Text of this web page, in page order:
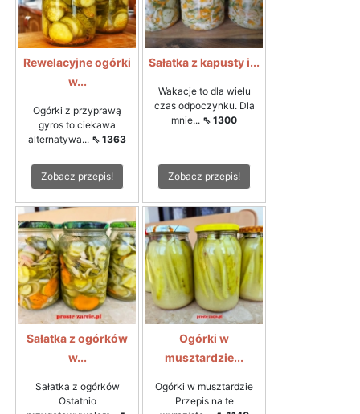
Rewelacyjne ogórki
w...
Ogórki z przyprawą
gyros to ciekawa
alternatywa... ⇖ 1363
Zobacz przepis!
Sałatka z kapusty i...
Wakacje to dla wielu
czas odpoczynku. Dla
mnie... ⇖ 1300
Zobacz przepis!
Sałatka z ogórków
w...
Sałatka z ogórków
Ostatnio
Ogórki w
musztardzie...
Ogórki w musztardzie
Przepis na te